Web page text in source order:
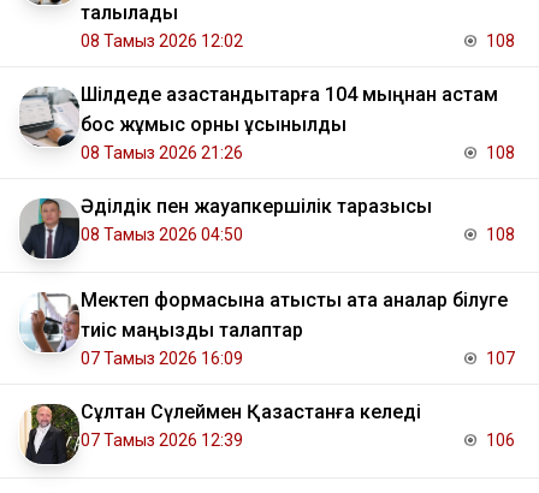
талқылады
08 Тамыз 2026 12:02 108
​Шілдеде қазақстандықтарға 104 мыңнан астам
бос жұмыс орны ұсынылды
08 Тамыз 2026 21:26 108
Әділдік пен жауапкершілік таразысы
08 Тамыз 2026 04:50 108
Мектеп формасына қатысты ата аналар білуге
тиіс маңызды талаптар
07 Тамыз 2026 16:09 107
Сұлтан Сүлеймен Қазақстанға келеді
07 Тамыз 2026 12:39 106